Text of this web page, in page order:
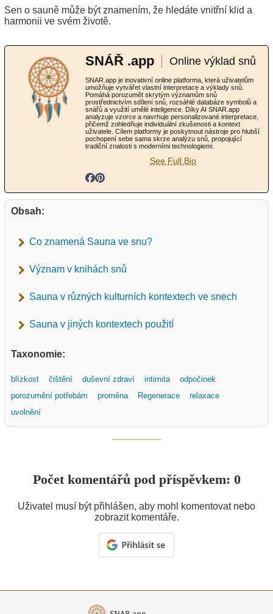
Sen o sauně může být znamením, že hledáte vnitřní klid a
harmonii ve svém životě.
SNÁŘ .app Online výklad snů
SNAR.app je inovativní online platforma, která uživatelům
umožňuje vytvářet vlastní interpretace a výklady snů.
Pomáhá porozumět skrytým významům snů
prostřednictvím sdílení snů, rozsáhlé databáze symbolů a
snářů a využití umělé inteligence. Díky AI SNAR.app
analyzuje vzorce a navrhuje personalizované interpretace,
přičemž zohledňuje individuální zkušenosti a kontext
uživatele. Cílem platformy je poskytnout nástroje pro hlubší
pochopení sebe sama skrze analýzu snů, propojující
tradiční znalosti s moderními technologiemi.
See Full Bio
Obsah:
Co znamená Sauna ve snu?
Význam v knihách snů
Sauna v různých kulturních kontextech ve snech
Sauna v jiných kontextech použití
Taxonomie:
blízkost čištění duševní zdraví intimita
odpočinek
porozumění potřebám
proměna Regenerace
relaxace
uvolnění
Počet komentářů pod příspěvkem: 0
Uživatel musí být přihlášen, aby mohl komentovat nebo
zobrazit komentáře.